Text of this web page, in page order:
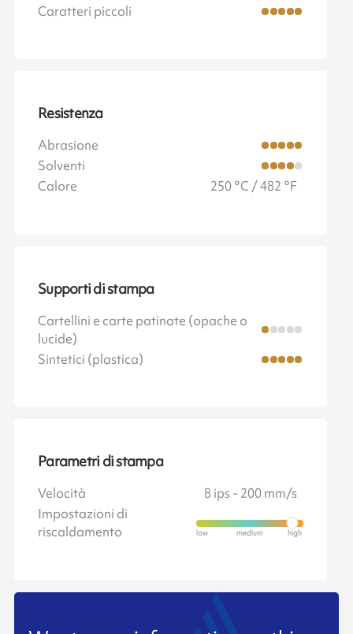
Caratteri piccoli
Resistenza
Abrasione
Solventi
Calore
250 °C / 482 °F
Supporti di stampa
Cartellini e carte patinate (opache o
lucide)
Sintetici (plastica)
Parametri di stampa
Velocità
8 ips - 200 mm/s
Impostazioni di
riscaldamento